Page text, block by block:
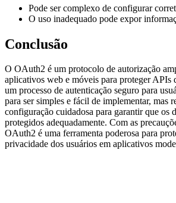
Pode ser complexo de configurar
O uso inadequado pode expor
Conclusão
O OAuth2 é um protocolo de autorização
aplicativos web e móveis para proteger APIs
um processo de autenticação seguro para
para ser simples e fácil de implementar, mas
configuração cuidadosa para garantir que os
protegidos adequadamente. Com as
OAuth2 é uma ferramenta poderosa para
privacidade dos usuários em aplicativos